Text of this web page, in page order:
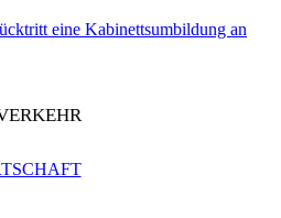
eine Kabinettsumbildung an